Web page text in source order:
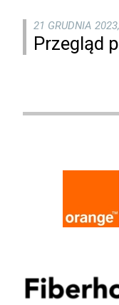
21 GRUDNIA
Przegląd